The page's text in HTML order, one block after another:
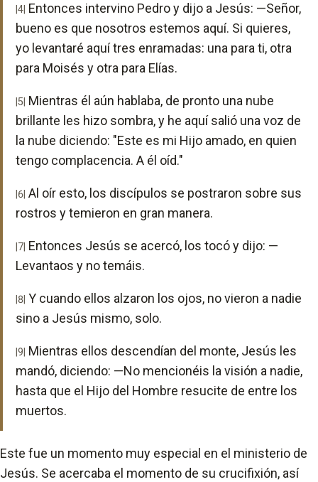
|4| Entonces intervino Pedro y dijo a Jesús: —Señor,
bueno es que nosotros estemos aquí. Si quieres,
yo levantaré aquí tres enramadas: una para ti, otra
para Moisés y otra para Elías.
|5| Mientras él aún hablaba, de pronto una nube
brillante les hizo sombra, y he aquí salió una voz de
la nube diciendo: "Este es mi Hijo amado, en quien
tengo complacencia. A él oíd."
|6| Al oír esto, los discípulos se postraron sobre sus
rostros y temieron en gran manera.
|7| Entonces Jesús se acercó, los tocó y dijo: —
Levantaos y no temáis.
|8| Y cuando ellos alzaron los ojos, no vieron a nadie
sino a Jesús mismo, solo.
|9| Mientras ellos descendían del monte, Jesús les
mandó, diciendo: —No mencionéis la visión a nadie,
hasta que el Hijo del Hombre resucite de entre los
muertos.
Este fue un momento muy especial en el ministerio de
Jesús. Se acercaba el momento de su crucifixión, así